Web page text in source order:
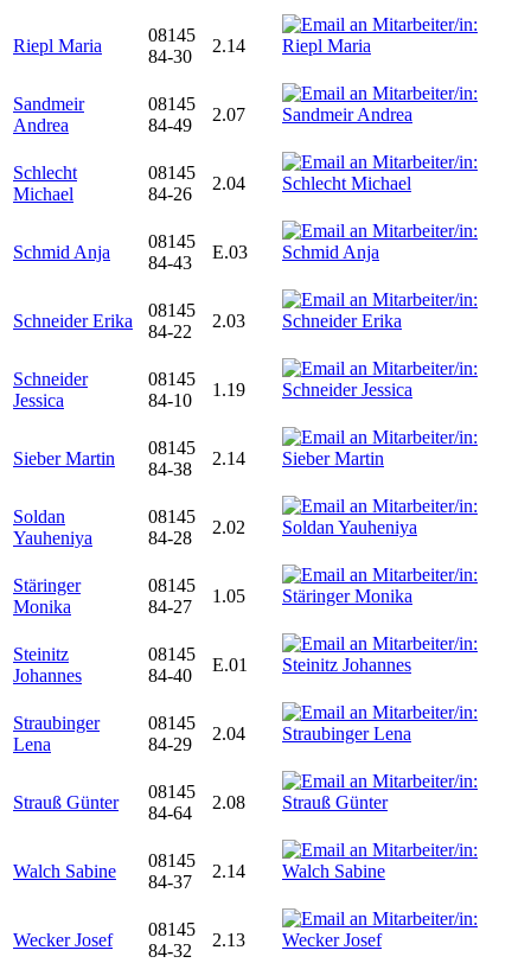
Riepl Maria
08145
84-30
2.14
Sandmeir
Andrea
08145
84-49
2.07
Schlecht
Michael
08145
84-26
2.04
Schmid Anja
08145
84-43
E.03
Schneider Erika
08145
84-22
2.03
Schneider
Jessica
08145
84-10
1.19
Sieber Martin
08145
84-38
2.14
Soldan
Yauheniya
08145
84-28
2.02
Stäringer
Monika
08145
84-27
1.05
Steinitz
Johannes
08145
84-40
E.01
Straubinger
Lena
08145
84-29
2.04
Strauß Günter
08145
84-64
2.08
Walch Sabine
08145
84-37
2.14
Wecker Josef
08145
84-32
2.13